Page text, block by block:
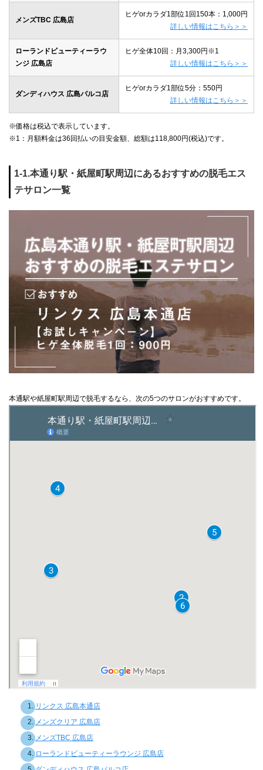
メンズTBC 広島店
ヒゲorカラダ1部位1回150本：1,000円
詳しい情報はこちら＞＞
ローランドビューティーラウ
ンジ 広島店
ヒゲ全体10回：月3,300円※1
詳しい情報はこちら＞＞
ダンディハウス 広島パルコ店
ヒゲorカラダ1部位5分：550円
詳しい情報はこちら＞＞
※価格は税込で表示しています。
※1：月額料金は36回払いの目安金額、総額は118,800円(税込)です。
1-1.本通り駅・紙屋町駅周辺にあるおすすめの脱毛エス
テサロン一覧
本通駅や紙屋町駅周辺で脱毛するなら、次の5つのサロンがおすすめです。
リンクス 広島本通店
メンズクリア 広島店
メンズTBC 広島店
ローランドビューティーラウンジ 広島店